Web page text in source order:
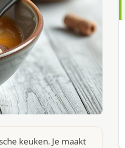
keuken. Je maakt